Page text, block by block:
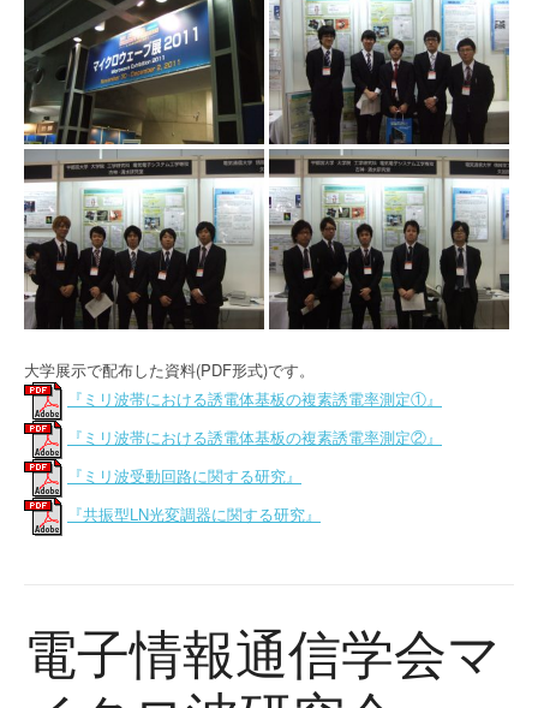
大学展示で配布した資料(PDF形式)です。
『ミリ波帯における誘電体基板の複素誘電率測定①』
『ミリ波帯における誘電体基板の複素誘電率測定②』
『ミリ波受動回路に関する研究』
『共振型LN光変調器に関する研究』
電子情報通信学会マ